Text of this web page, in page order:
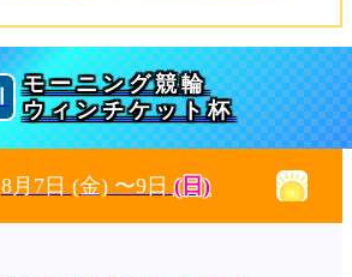
モーニング競輪
ウィンチケット杯
8月7日 (金)〜9日(日)